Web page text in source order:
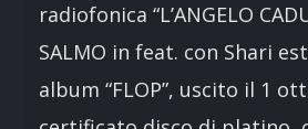
radiofonica “L’ANGELO
SALMO in feat. con Shari
album “FLOP”, uscito il 1